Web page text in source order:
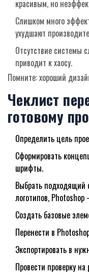
красивым, но
Слишком много
ухудшают
Отсутствие системы
приводит к хаосу.
Помните: хороший
Чеклист
готовому
Определить цель
Сформировать
шрифты.
Выбрать подходящий
логотипов,
Создать базовые
Перенести в
Экспортировать в
Провести проверку